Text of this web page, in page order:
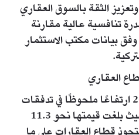
الثقة بالسوق العقاري
تنافسية عالية مقارنة
وفق بيانات مكتب الاستثمار
العقاري
شهدت تركيا خلال عام 2024 ارتفاعًا ملحوظًا في تدفقات
الاستثمار الأجنبي المباشر، حيث بلغت قيمتها نحو 11.3